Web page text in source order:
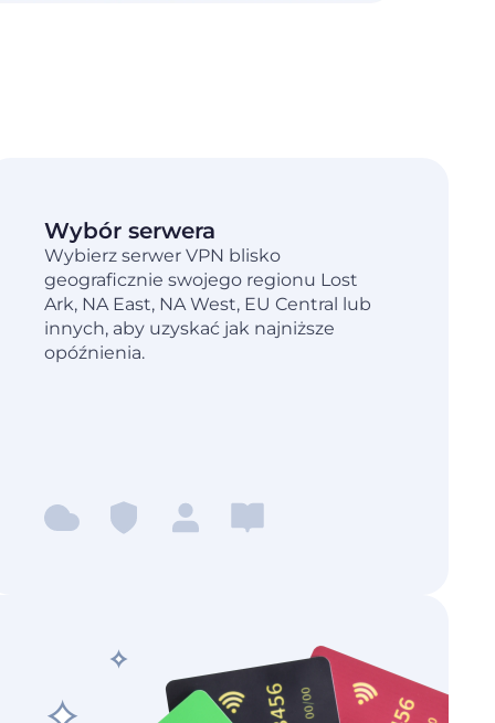
Wybór serwera
Wybierz serwer VPN blisko
geograficznie swojego regionu Lost
Ark, NA East, NA West, EU Central lub
innych, aby uzyskać jak najniższe
opóźnienia.